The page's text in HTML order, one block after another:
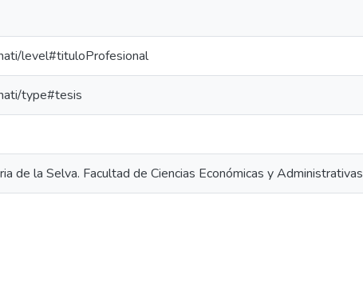
level#tituloProfesional
type#tesis
de la Selva. Facultad de Ciencias Económicas y Administrativas